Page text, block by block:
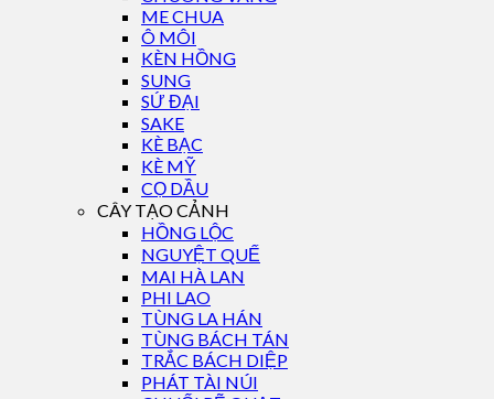
ME CHUA
Ô MÔI
KÈN HỒNG
SUNG
SỨ ĐẠI
SAKE
KÈ BẠC
KÈ MỸ
CỌ DẦU
CÂY TẠO CẢNH
HỒNG LỘC
NGUYỆT QUẾ
MAI HÀ LAN
PHI LAO
TÙNG LA HÁN
TÙNG BÁCH TÁN
TRẮC BÁCH DIỆP
PHÁT TÀI NÚI